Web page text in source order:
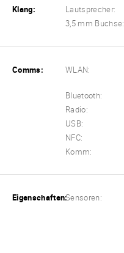
Klang: Lautsprecher:
3,5 mm Buchse:
Comms: WLAN:
Bluetooth:
Radio:
USB:
NFC:
Komm:
Eigenschaften:Sensoren: